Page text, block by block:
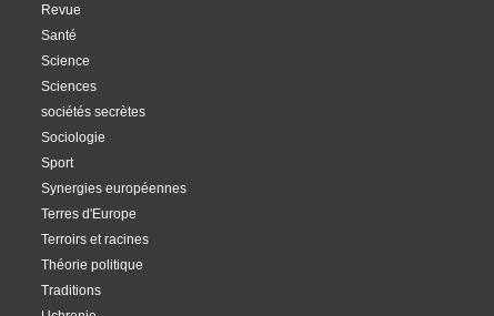
Revue
Santé
Science
Sciences
sociétés secrètes
Sociologie
Sport
Synergies européennes
Terres d'Europe
Terroirs et racines
Théorie politique
Traditions